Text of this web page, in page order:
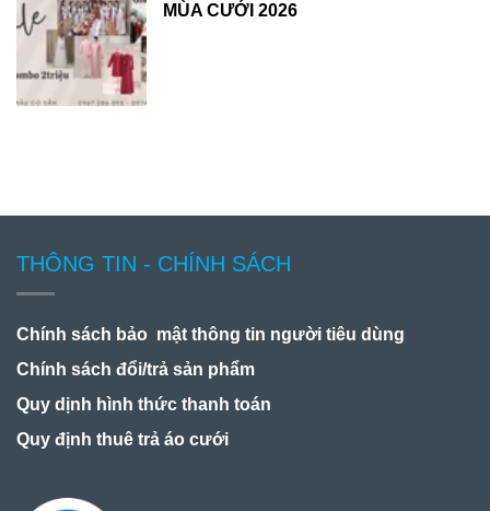
MÙA CƯỚI 2026
THÔNG TIN - CHÍNH SÁCH
Chính sách bảo mật thông tin người tiêu dùng
Chính sách đổi/trả sản phẩm
Quy dịnh hình thức thanh toán
Quy định thuê trả áo cưới